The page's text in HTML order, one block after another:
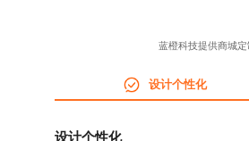
蓝橙科技提供商城
设计个性化
设计个性化